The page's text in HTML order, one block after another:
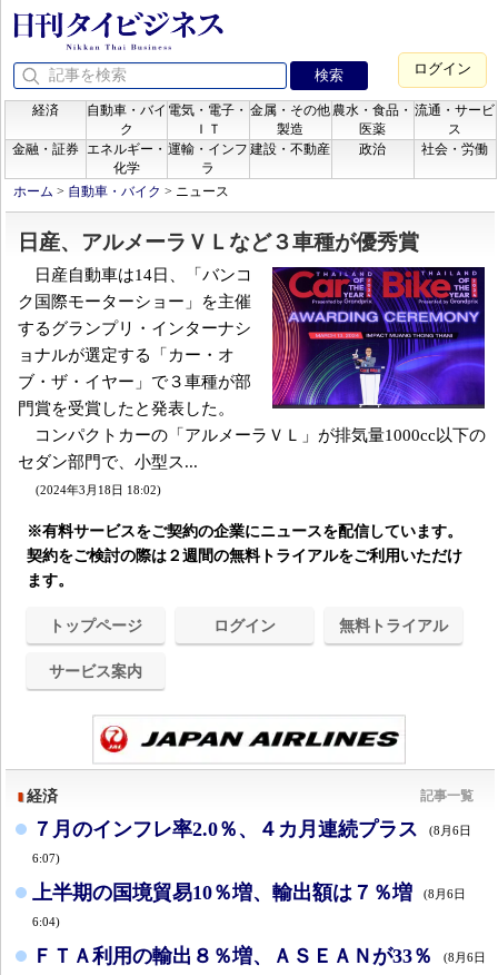
ログイン
経済
自動車・バイ
ク
電気・電子・
ＩＴ
金属・その他
製造
農水・食品・
医薬
流通・サービ
ス
金融・証券
エネルギー・
化学
運輸・インフ
ラ
建設・不動産 政治 社会・労働
ホーム > 自動車・バイク > ニュース
日産、アルメーラＶＬなど３車種が優秀賞
日産自動車は14日、「バンコ
ク国際モーターショー」を主催
するグランプリ・インターナシ
ョナルが選定する「カー・オ
ブ・ザ・イヤー」で３車種が部
門賞を受賞したと発表した。
コンパクトカーの「アルメーラＶＬ」が排気量1000cc以下の
セダン部門で、小型ス...
(2024年3月18日 18:02)
※有料サービスをご契約の企業にニュースを配信しています。
契約をご検討の際は２週間の無料トライアルをご利用いただけ
ます。
トップページ ログイン 無料トライアル
サービス案内
経済 記事一覧
７月のインフレ率2.0％、４カ月連続プラス (8月6日
6:07)
上半期の国境貿易10％増、輸出額は７％増 (8月6日
6:04)
ＦＴＡ利用の輸出８％増、ＡＳＥＡＮが33％ (8月6日